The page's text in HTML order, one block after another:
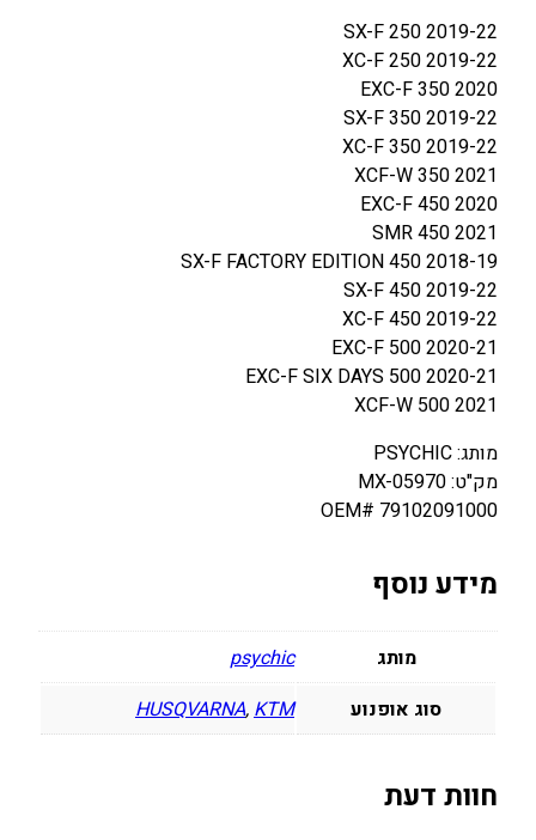
2019-22 250 SX-F
2019-22 250 XC-F
2020 350 EXC-F
2019-22 350 SX-F
2019-22 350 XC-F
2021 350 XCF-W
2020 450 EXC-F
2021 450 SMR
2018-19 450 SX-F FACTORY EDITION
2019-22 450 SX-F
2019-22 450 XC-F
2020-21 500 EXC-F
2020-21 500 EXC-F SIX DAYS
2021 500 XCF-W
מותג: PSYCHIC
מק"ט: MX-05970
OEM# 79102091000
מידע נוסף
מותג
psychic
סוג אופנוע
HUSQVARNA, KTM
חוות דעת